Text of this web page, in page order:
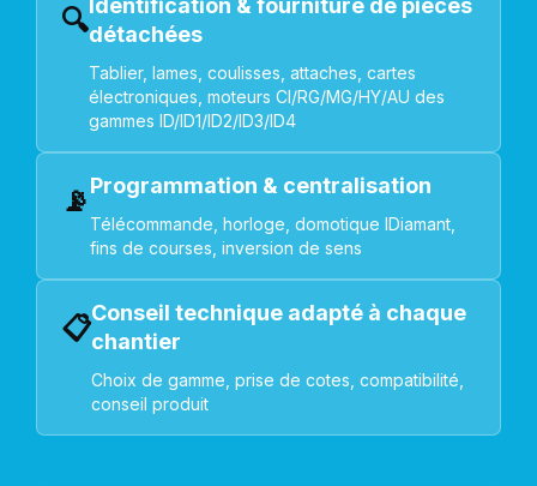
🔍Identification & fourniture de pièces
détachées
Tablier, lames, coulisses, attaches, cartes
électroniques, moteurs CI/RG/MG/HY/AU des
gammes ID/ID1/ID2/ID3/ID4
📡Programmation & centralisation
Télécommande, horloge, domotique IDiamant,
fins de courses, inversion de sens
📋Conseil technique adapté à chaque
chantier
Choix de gamme, prise de cotes, compatibilité,
conseil produit